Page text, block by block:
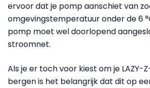
ervoor dat je pomp aanschiet van
omgevingstemperatuur onder de 6
pomp moet wel doorlopend
stroomnet.
Als je er toch voor kiest om je LAZY-
bergen is het belangrijk dat dit op